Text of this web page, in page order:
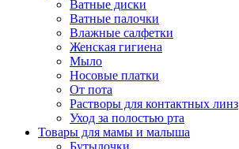
Ватные диски
Ватные палочки
Влажные салфетки
Женская гигиена
Мыло
Носовые платки
От пота
Растворы для контактных линз
Уход за полостью рта
Товары для мамы и малыша
Бутылочки